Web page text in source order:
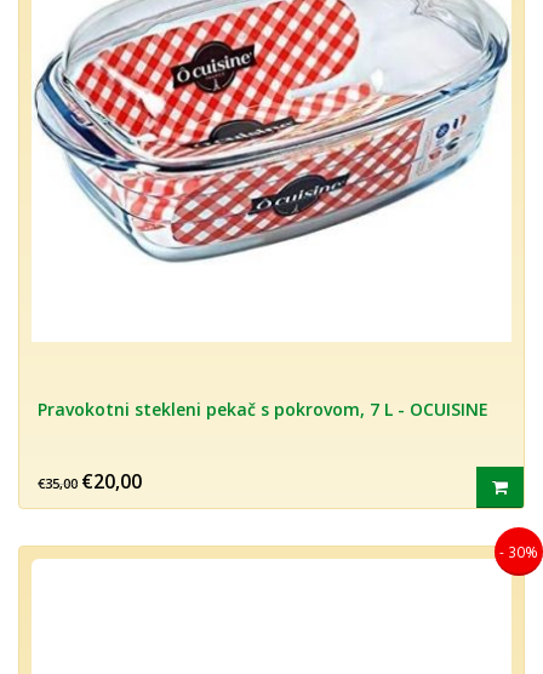
Pravokotni stekleni pekač s pokrovom, 7 L - OCUISINE
€35,00 €20,00
- 30%